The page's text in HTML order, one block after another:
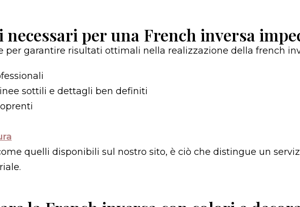
per una French inversa
per garantire risultati ottimali nella realizzazione della french
sottili e dettagli ben definiti
quelli disponibili sul nostro sito, è ciò che distingue un